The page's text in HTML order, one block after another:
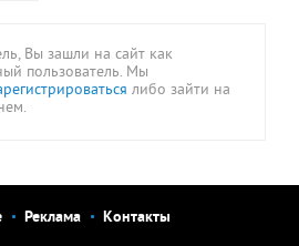
Вы зашли на сайт как
пользователь. Мы
либо зайти на
Реклама Контакты